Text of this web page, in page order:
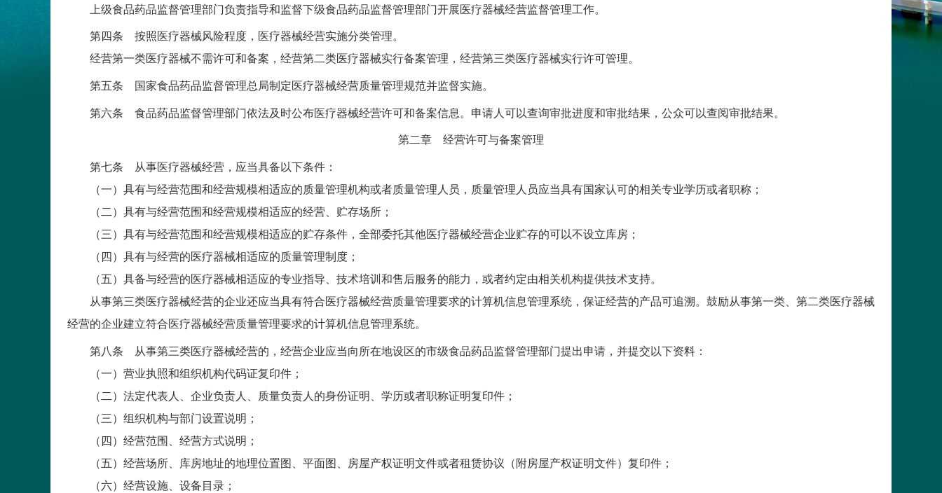
上级食品药品监督管理部门负责指导和监督下级食品药品监督管理部门开展医疗器械经营监督管理工作。
第四条 按照医疗器械风险程度，医疗器械经营实施分类管理。
经营第一类医疗器械不需许可和备案，经营第二类医疗器械实行备案管理，经营第三类医疗器械实行许可管理。
第五条 国家食品药品监督管理总局制定医疗器械经营质量管理规范并监督实施。
第六条 食品药品监督管理部门依法及时公布医疗器械经营许可和备案信息。申请人可以查询审批进度和审批结果，公众可以查阅审批结果。
第二章 经营许可与备案管理
第七条 从事医疗器械经营，应当具备以下条件：
（一）具有与经营范围和经营规模相适应的质量管理机构或者质量管理人员，质量管理人员应当具有国家认可的相关专业学历或者职称；
（二）具有与经营范围和经营规模相适应的经营、贮存场所；
（三）具有与经营范围和经营规模相适应的贮存条件，全部委托其他医疗器械经营企业贮存的可以不设立库房；
（四）具有与经营的医疗器械相适应的质量管理制度；
（五）具备与经营的医疗器械相适应的专业指导、技术培训和售后服务的能力，或者约定由相关机构提供技术支持。
从事第三类医疗器械经营的企业还应当具有符合医疗器械经营质量管理要求的计算机信息管理系统，保证经营的产品可追溯。鼓励从事第一类、第二类医疗器械
经营的企业建立符合医疗器械经营质量管理要求的计算机信息管理系统。
第八条 从事第三类医疗器械经营的，经营企业应当向所在地设区的市级食品药品监督管理部门提出申请，并提交以下资料：
（一）营业执照和组织机构代码证复印件；
（二）法定代表人、企业负责人、质量负责人的身份证明、学历或者职称证明复印件；
（三）组织机构与部门设置说明；
（四）经营范围、经营方式说明；
（五）经营场所、库房地址的地理位置图、平面图、房屋产权证明文件或者租赁协议（附房屋产权证明文件）复印件；
（六）经营设施、设备目录；